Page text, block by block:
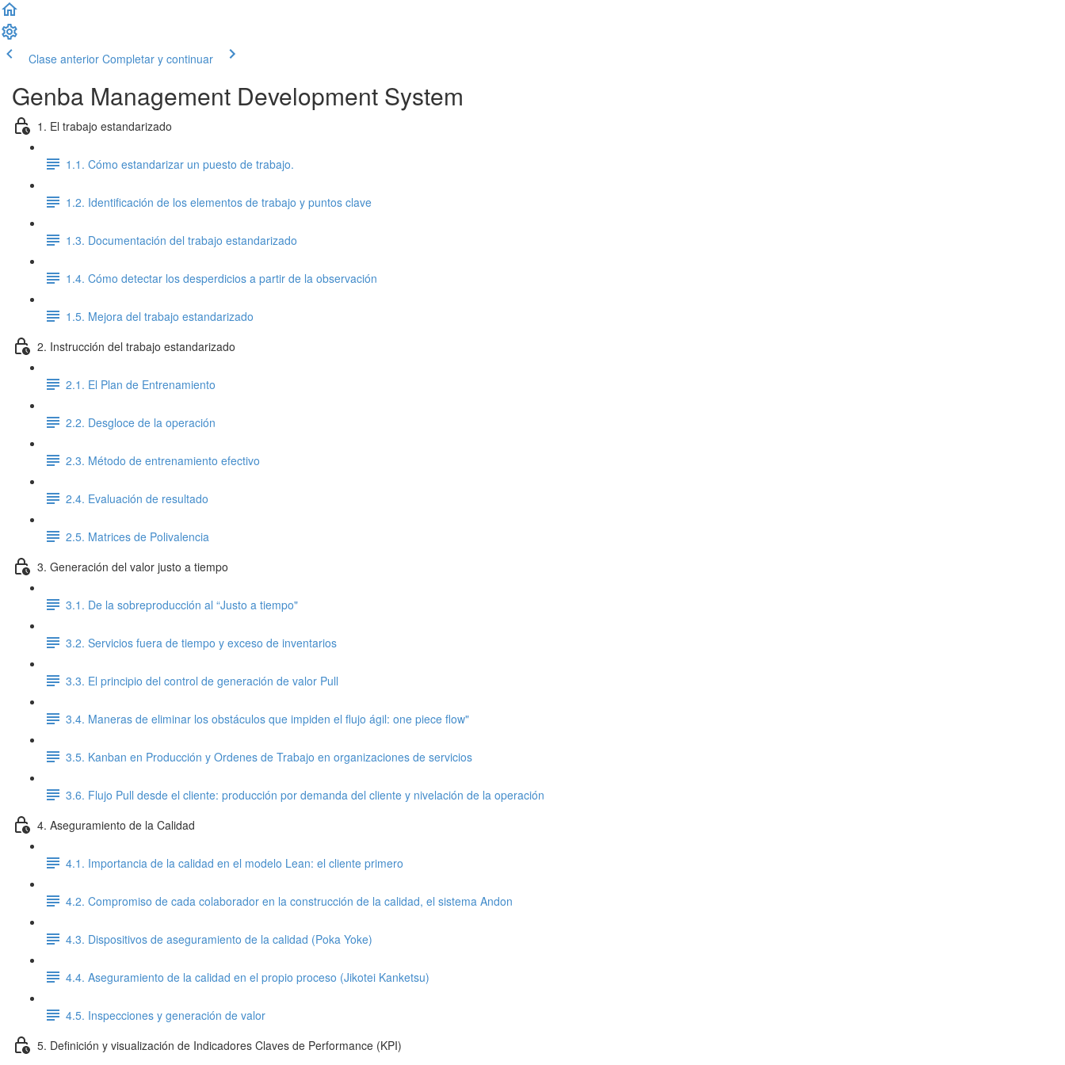
Clase anterior Completar y continuar
Genba Management Development System
1. El trabajo estandarizado
1.1. Cómo estandarizar un puesto de trabajo.
1.2. Identificación de los elementos de trabajo y puntos clave
1.3. Documentación del trabajo estandarizado
1.4. Cómo detectar los desperdicios a partir de la observación
1.5. Mejora del trabajo estandarizado
2. Instrucción del trabajo estandarizado
2.1. El Plan de Entrenamiento
2.2. Desgloce de la operación
2.3. Método de entrenamiento efectivo
2.4. Evaluación de resultado
2.5. Matrices de Polivalencia
3. Generación del valor justo a tiempo
3.1. De la sobreproducción al “Justo a tiempo"
3.2. Servicios fuera de tiempo y exceso de inventarios
3.3. El principio del control de generación de valor Pull
3.4. Maneras de eliminar los obstáculos que impiden el flujo ágil: one piece flow"
3.5. Kanban en Producción y Ordenes de Trabajo en organizaciones de servicios
3.6. Flujo Pull desde el cliente: producción por demanda del cliente y nivelación de la operación
4. Aseguramiento de la Calidad
4.1. Importancia de la calidad en el modelo Lean: el cliente primero
4.2. Compromiso de cada colaborador en la construcción de la calidad, el sistema Andon
4.3. Dispositivos de aseguramiento de la calidad (Poka Yoke)
4.4. Aseguramiento de la calidad en el propio proceso (Jikotei Kanketsu)
4.5. Inspecciones y generación de valor
5. Definición y visualización de Indicadores Claves de Performance (KPI)